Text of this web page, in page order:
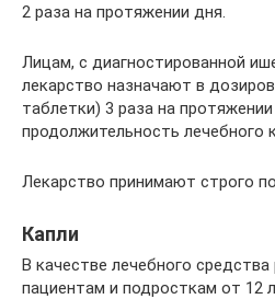
2 раза на протяжении дня.
Лицам, с диагностированной
лекарство назначают в
таблетки) 3 раза на
продолжительность лечебного
Лекарство принимают строго
Капли
В качестве лечебного
пациентам и подросткам от 12